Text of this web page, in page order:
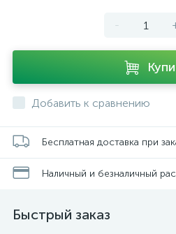
-
Добавить к сравнению
Бесплатная доставка при
Наличный и безналичный
Быстрый заказ